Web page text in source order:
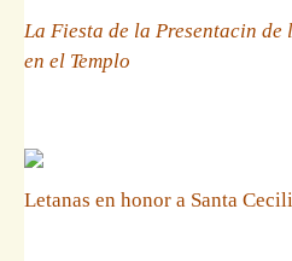
La Fiesta de la Presentacin de
en el Templo
Letanas en honor a Santa